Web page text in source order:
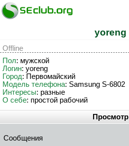
yoreng
Offline
Пол: мужской
Логин: yoreng
Город: Первомайский
Модель телефона: Samsung S-6802
Интересы: разные
О себе: простой рабочий
Просмотр
Сообщения